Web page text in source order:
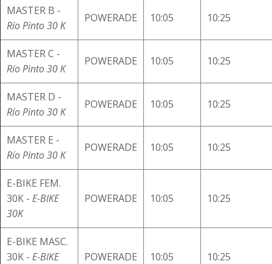
MASTER B -
Río Pinto 30 K
POWERADE 10:05 10:25
MASTER C -
Río Pinto 30 K
POWERADE 10:05 10:25
MASTER D -
Río Pinto 30 K
POWERADE 10:05 10:25
MASTER E -
Río Pinto 30 K
POWERADE 10:05 10:25
E-BIKE FEM.
30K - E-BIKE
30K
POWERADE 10:05 10:25
E-BIKE MASC.
30K - E-BIKE
POWERADE 10:05 10:25